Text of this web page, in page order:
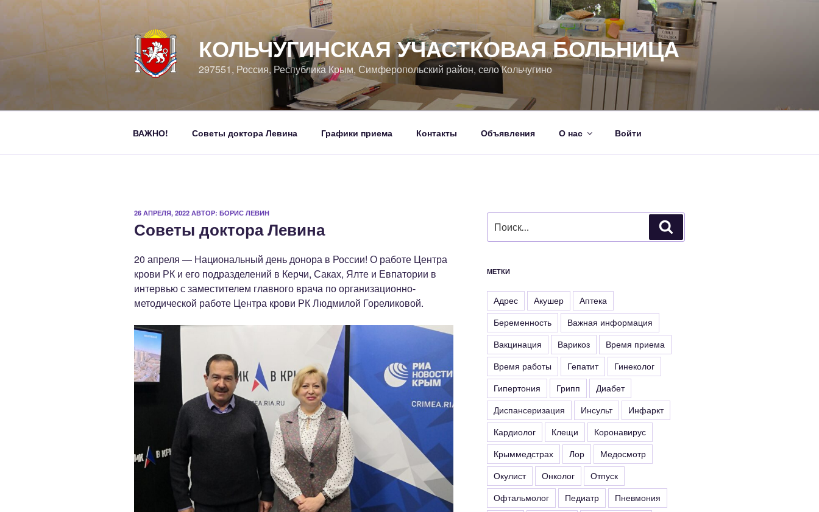
Перейти
КОЛЬЧУГИНСКАЯ УЧАСТКОВАЯ БОЛЬНИЦА
297551, Россия, Республика Крым, Симферопольский район, село Кольчугино
ВАЖНО! Советы доктора Левина Графики приема Контакты Объявления О нас Войти
ОПУБЛИКОВАНО
26 АПРЕЛЯ, 2022 АВТОР: БОРИС ЛЕВИН
Советы доктора Левина
20 апреля — Национальный день донора в России! О работе Центра
крови РК и его подразделений в Керчи, Саках, Ялте и Евпатории в
интервью с заместителем главного врача по организационно-
методической работе Центра крови РК Людмилой Гореликовой.
МЕТКИ
Адрес Акушер
Аптека
Беременность
Важная информация
Вакцинация
Варикоз
Время приема
Время работы
Гепатит
Гинеколог
Гипертония
Грипп
Диабет
Диспансеризация
Инсульт
Инфаркт
Кардиолог
Клещи
Коронавирус
Крыммедстрах
Лор
Медосмотр
Окулист
Онколог
Отпуск
Офтальмолог
Педиатр
Пневмония